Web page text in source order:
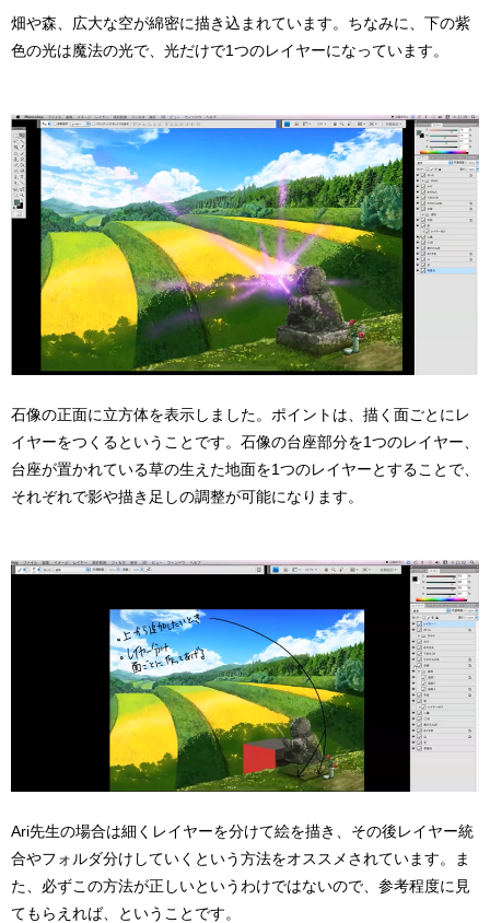
畑や森、広大な空が綿密に描き込まれています。ちなみに、下の紫
色の光は魔法の光で、光だけで1つのレイヤーになっています。
石像の正面に立方体を表示しました。ポイントは、描く面ごとにレ
イヤーをつくるということです。石像の台座部分を1つのレイヤー、
台座が置かれている草の生えた地面を1つのレイヤーとすることで、
それぞれで影や描き足しの調整が可能になります。
Ari先生の場合は細くレイヤーを分けて絵を描き、その後レイヤー統
合やフォルダ分けしていくという方法をオススメされています。ま
た、必ずこの方法が正しいというわけではないので、参考程度に見
てもらえれば、ということです。